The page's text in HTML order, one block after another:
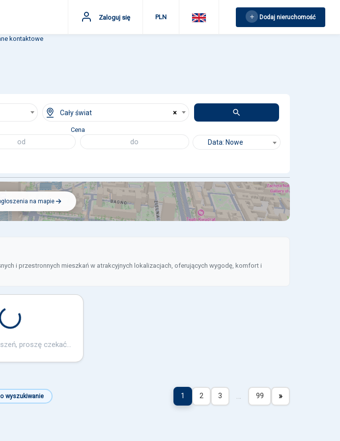
Dodaj nieruchomość
PLN
Zaloguj się
kontaktowe
×
Cały świat
Cena
Data: Nowe
na mapie
i przestronnych mieszkań w atrakcyjnych lokalizacjach, oferujących wygodę, komfort i
Loading...proszę czekać...
wyszukiwanie 1 2 3 … 99 »